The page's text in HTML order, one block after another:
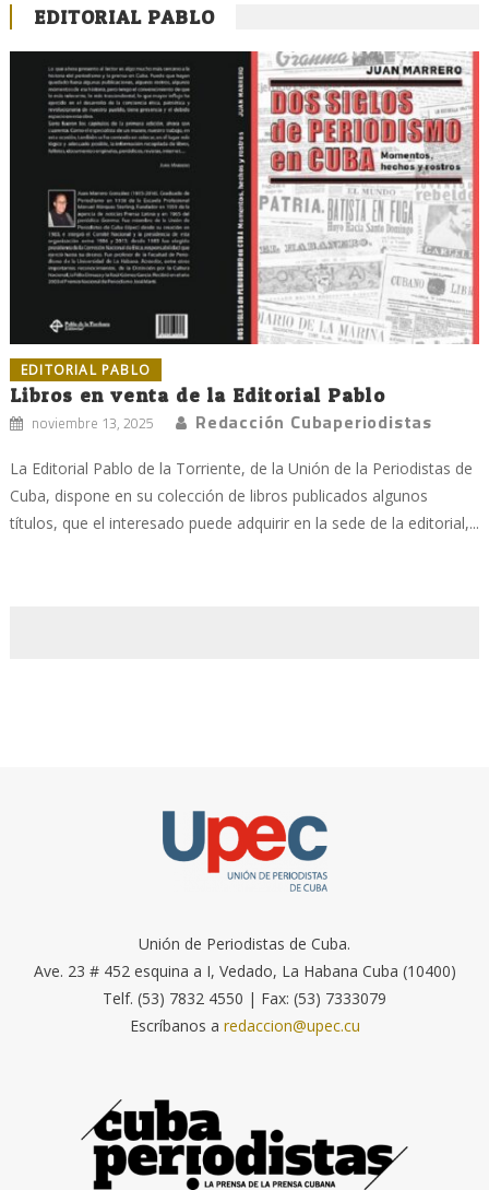
EDITORIAL PABLO
EDITORIAL PABLO
Libros en venta de la Editorial Pablo
noviembre 13, 2025 Redacción Cubaperiodistas
La Editorial Pablo de la Torriente, de la Unión de la Periodistas de
Cuba, dispone en su colección de libros publicados algunos
títulos, que el interesado puede adquirir en la sede de la editorial,...
Unión de Periodistas de Cuba.
Ave. 23 # 452 esquina a I, Vedado, La Habana Cuba (10400)
Telf. (53) 7832 4550 | Fax: (53) 7333079
Escríbanos a redaccion@upec.cu